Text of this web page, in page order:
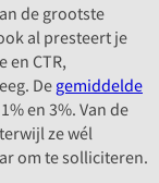
de grootste
al presteert je
en CTR,
Degemiddelde
en 3%. Van de
ze wél
om te solliciteren.